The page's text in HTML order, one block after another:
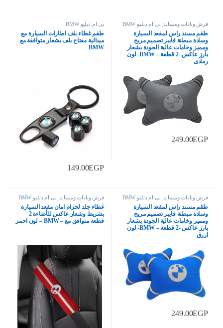
فرش وبادات ومساند بى ام دبليو BMW
طقم مسند راس لمقعد السيارة
وسادة مبطنة فايبر تصميم مريح
ومميز وخامات عالية الجودة بشعار
بارز عاكس -2 قطعة – BMW- لون
رمادى
249.00EGP
بى ام دبليو BMW
طقم غطاء بلف اطارات السيارة مع
ميدالية مفتاح بلف بشعار متوافقة مع
BMW
149.00EGP
فرش وبادات ومساند بى ام دبليو BMW
طقم مسند راس لمقعد السيارة
وسادة مبطنة فايبر تصميم مريح
ومميز وخامات عالية الجودة بشعار
بارز عاكس -2 قطعة – BMW- لون
ازرق
249.00EGP
فرش وبادات ومساند بى ام دبليو BMW
غطاء جلد لحزام امان مقعد السيارة
بشريط وشعار عاكس للأضاءة 2
قطعة متوافق مع – BMW – لون احمر